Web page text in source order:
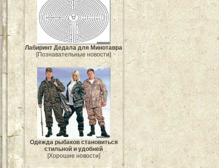
Лабиринт Дедала для Минотавра
[Познавательные новости]
Одежда рыбаков становиться
стильной и удобней
[Хорошие новости]